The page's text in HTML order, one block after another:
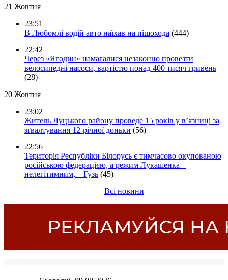
21 Жовтня
23:51
В Любомлі водій авто наїхав на пішохода (444)
22:42
Через «Ягодин» намагалися незаконно провезти
велосипедні насоси, вартістю понад 400 тисяч гривень
(28)
20 Жовтня
23:02
Житель Луцького району проведе 15 років у в’язниці за
зґвалтування 12-річної доньки (56)
22:56
Територія Республіки Білорусь є тимчасово окупованою
російською федерацією, а режим Лукашенка –
нелегітимним, – Гузь (45)
Всі новини